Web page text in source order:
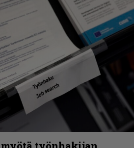
työnhakijan